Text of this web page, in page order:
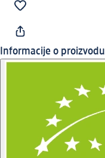
Informacije o proizvodu